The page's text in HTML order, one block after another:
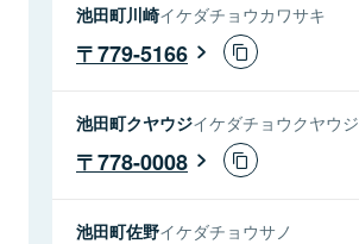
池田町川崎イケダチョウカワサキ
779-5166
池田町クヤウジイケダチョウクヤウジ
778-0008
池田町佐野イケダチョウサノ